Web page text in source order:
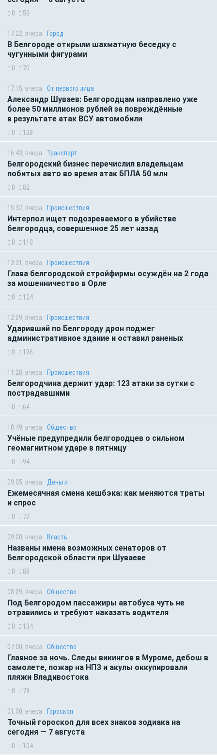
0 50
17:22, вчера Город
В Белгороде открыли шахматную беседку с
чугунными фигурами
0 70
17:15, вчера От первого лица
Александр Шуваев: Белгородцам направлено уже
более 50 миллионов рублей за повреждённые
в результате атак ВСУ автомобили
0 128
16:43, вчера Транспорт
Белгородский бизнес перечислил владельцам
побитых авто во время атак БПЛА 50 млн
0 82
15:32, вчера Происшествия
Интерпол ищет подозреваемого в убийстве
белгородца, совершенное 25 лет назад
0 110
13:31, вчера Происшествия
Глава белгородской стройфирмы осуждён на 2 года
за мошенничество в Орле
0 124
12:09, вчера Происшествия
Ударивший по Белгороду дрон поджег
административное здание и оставил раненых
0 196
11:28, вчера Происшествия
Белгородчина держит удар: 123 атаки за сутки с
пострадавшими
0 64
10:49, вчера Общество
Учёные предупредили белгородцев о сильном
геомагнитном ударе в пятницу
0 94
09:05, вчера Деньги
Ежемесячная смена кешбэка: как меняются траты
и спрос
0 72
09:00, вчера Власть
Названы имена возможных сенаторов от
Белгородской области при Шуваеве
0 88
08:09, вчера Общество
Под Белгородом пассажиры автобуса чуть не
отравились и требуют наказать водителя
0 134
07:00, вчера Общество
Главное за ночь. Следы викингов в Муроме, дебош в
самолете, пожар на НПЗ и акулы оккупировали
пляжи Владивостока
0 78
01:00, вчера Гороскоп
Точный гороскоп для всех знаков зодиака на
сегодня — 7 августа
0 104